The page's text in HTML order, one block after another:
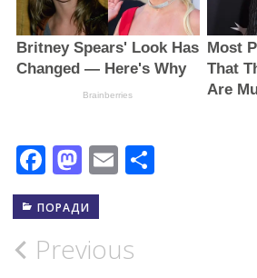
Facebook
Mastodon
Email
ПОРАДИ
Post
Previous